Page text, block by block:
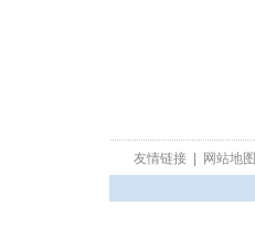
友情链接 网站地图